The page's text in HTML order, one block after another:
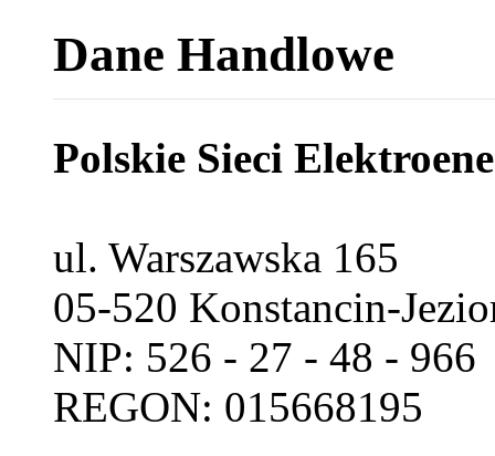
Dane Handlowe
Polskie Sieci
ul. Warszawska 165
05-520 Konstancin-
NIP: 526 - 27 - 48 - 966
REGON: 015668195